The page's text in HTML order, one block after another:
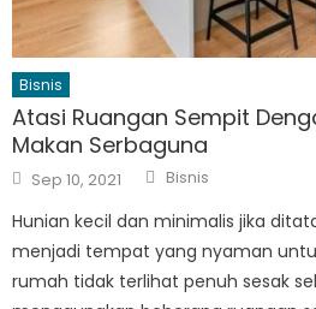
Bisnis
Atasi Ruangan Sempit
Makan Serbaguna
Posted
on
Sep 10, 2021 Author
Bisnis
Hunian kecil dan minimalis jika
menjadi tempat yang nyaman
rumah tidak terlihat penuh sesak